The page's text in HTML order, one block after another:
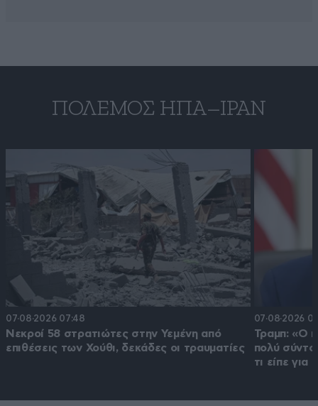
ΠΌΛΕΜΟΣ ΗΠΑ–ΙΡΆΝ
07·08·2026 07:48
Νεκροί 58 στρατιώτες στην Υεμένη από
επιθέσεις των Χούθι, δεκάδες οι τραυματίες
07·08·2026
Τραμπ: «Ο
πολύ
τι είπε για